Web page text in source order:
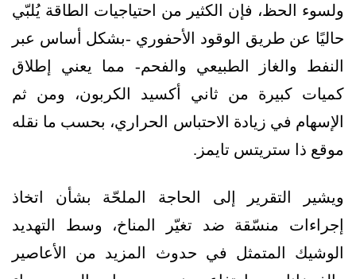
ولسوء الحظ، فإن الكثير من احتياجيات الطاقة يُلبّي
حاليًا عن طريق الوقود الأحفوري -بشكل أساس عبر
النفط والغاز الطبيعي والفحم- مما يعني إطلاق
كميات كبيرة من ثاني أكسيد الكربون، ومن ثم
الإسهام في زيادة الاحتباس الحراري، بحسب ما نقله
موقع ذا ستريتس تايمز.
ويشير التقرير إلى الحاجة الملحّة بشأن اتخاذ
إجراءات منسّقة ضد تغيّر المناخ، وسط التهديد
الوشيك المتمثل في حدوث المزيد من الأعاصير